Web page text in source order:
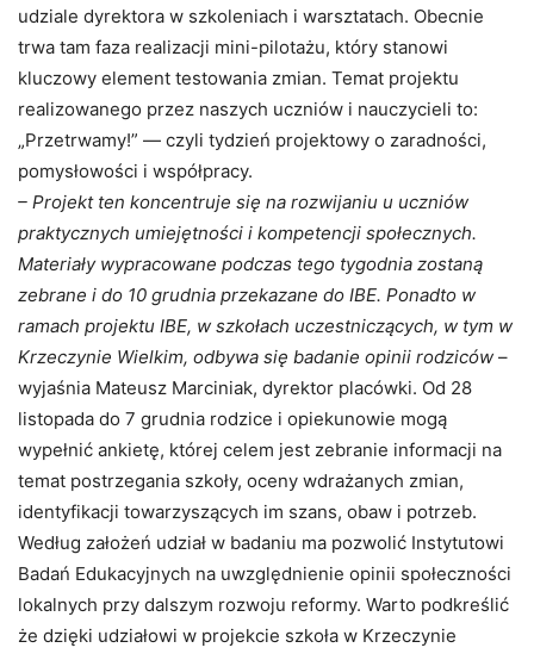
udziale dyrektora w szkoleniach i warsztatach. Obecnie
trwa tam faza realizacji mini-pilotażu, który stanowi
kluczowy element testowania zmian. Temat projektu
realizowanego przez naszych uczniów i nauczycieli to:
„Przetrwamy!” — czyli tydzień projektowy o zaradności,
pomysłowości i współpracy.
– Projekt ten koncentruje się na rozwijaniu u uczniów
praktycznych umiejętności i kompetencji społecznych.
Materiały wypracowane podczas tego tygodnia zostaną
zebrane i do 10 grudnia przekazane do IBE. Ponadto w
ramach projektu IBE, w szkołach uczestniczących, w tym w
Krzeczynie Wielkim, odbywa się badanie opinii rodziców –
wyjaśnia Mateusz Marciniak, dyrektor placówki. Od 28
listopada do 7 grudnia rodzice i opiekunowie mogą
wypełnić ankietę, której celem jest zebranie informacji na
temat postrzegania szkoły, oceny wdrażanych zmian,
identyfikacji towarzyszących im szans, obaw i potrzeb.
Według założeń udział w badaniu ma pozwolić Instytutowi
Badań Edukacyjnych na uwzględnienie opinii społeczności
lokalnych przy dalszym rozwoju reformy. Warto podkreślić
że dzięki udziałowi w projekcie szkoła w Krzeczynie